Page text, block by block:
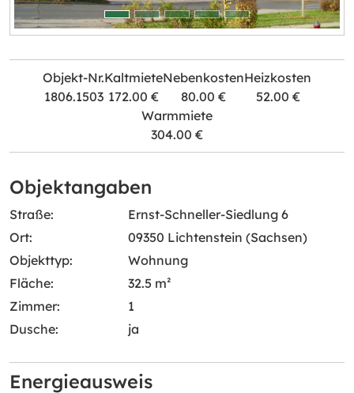
Objekt-Nr.
1806.1503
Kaltmiete
172.00 €
Nebenkosten
80.00 €
Heizkosten
52.00 €
Warmmiete
304.00 €
Objektangaben
Straße:
Ernst-Schneller-Siedlung 6
Ort:
09350 Lichtenstein (Sachsen)
Objekttyp:
Wohnung
Fläche:
32.5 m²
Zimmer:
1
Dusche:
ja
Energieausweis